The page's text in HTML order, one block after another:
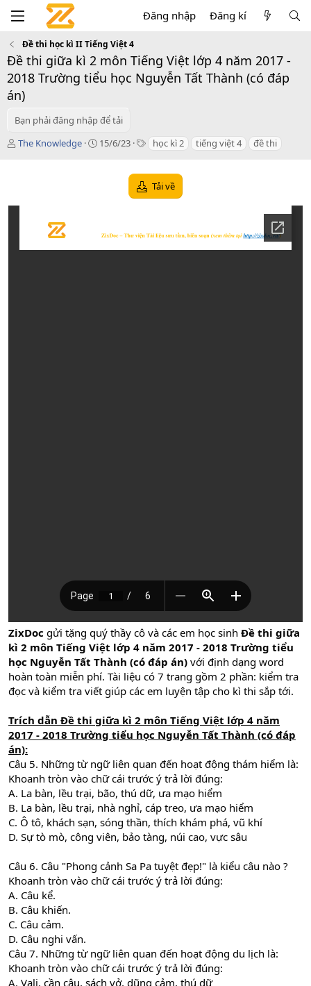
Đăng nhập Đăng kí
Đề thi học kì II Tiếng Việt 4
Đề thi giữa kì 2 môn Tiếng Việt lớp 4 năm 2017 -
2018 Trường tiểu học Nguyễn Tất Thành (có đáp
án)
Bạn phải đăng nhập để tải
T
ả
The Knowledge
C15/6/23
T học kì 2 tiếng việt 4 đề thi
Tải về
ZixDoc gửi tặng quý thầy cô và các em học sinh Đề thi giữa
kì 2 môn Tiếng Việt lớp 4 năm 2017 - 2018 Trường tiểu
học Nguyễn Tất Thành (có đáp án) với định dạng word
hoàn toàn miễn phí. Tài liệu có 7 trang gồm 2 phần: kiểm tra
đọc và kiểm tra viết giúp các em luyện tập cho kì thi sắp tới.
Trích dẫn Đề thi giữa kì 2 môn Tiếng Việt lớp 4 năm
2017 - 2018 Trường tiểu học Nguyễn Tất Thành (có đáp
án):
Câu 5. Những từ ngữ liên quan đến hoạt động thám hiểm là:
Khoanh tròn vào chữ cái trước ý trả lời đúng:
A. La bàn, lều trại, bão, thú dữ, ưa mạo hiểm
B. La bàn, lều trại, nhà nghỉ, cáp treo, ưa mạo hiểm
C. Ô tô, khách sạn, sóng thần, thích khám phá, vũ khí
D. Sự tò mò, công viên, bảo tàng, núi cao, vực sâu
Câu 6. Câu "Phong cảnh Sa Pa tuyệt đẹp!" là kiểu câu nào ?
Khoanh tròn vào chữ cái trước ý trả lời đúng:
A. Câu kể.
B. Câu khiến.
C. Câu cảm.
D. Câu nghi vấn.
Câu 7. Những từ ngữ liên quan đến hoạt động du lịch là:
Khoanh tròn vào chữ cái trước ý trả lời đúng:
A. Vali, cần câu, sách vở, dũng cảm, thú dữ